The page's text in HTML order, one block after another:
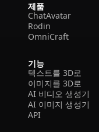
제품
ChatAvatar
Rodin
OmniCraft
기능
텍스트를 3D로
이미지를 3D로
AI 비디오 생성기
AI 이미지 생성기
API